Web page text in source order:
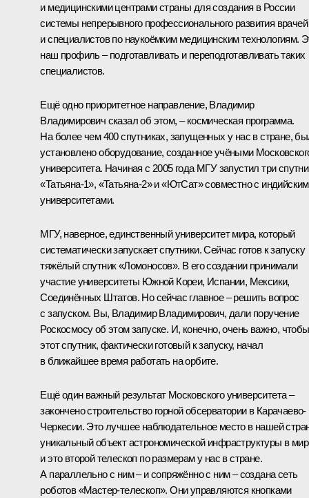
и медицинскими центрами страны для создания в России
системы непрерывного профессионального развития врачей
и специалистов по наукоёмким медицинским технологиям.
наш профиль – подготавливать и переподготавливать таких
специалистов.
Ещё одно приоритетное направление, Владимир
Владимирович сказал об этом, – космическая программа.
На более чем 400 спутниках, запущенных у нас в стране,
установлено оборудование, созданное учёными
университета. Начиная с 2005 года МГУ запустил три
«Татьяна-1», «Татьяна-2» и «ЮтСат» совместно с
университетами.
МГУ, наверное, единственный университет мира, который
систематически запускает спутники. Сейчас готов к запуску
тяжёлый спутник «Ломоносов». В его создании принимали
участие университеты Южной Кореи, Испании, Мексики,
Соединённых Штатов. Но сейчас главное – решить вопрос
с запуском. Вы, Владимир Владимирович, дали поручение
Роскосмосу об этом запуске. И, конечно, очень важно, чтобы
этот спутник, фактически готовый к запуску, начал
в ближайшее время работать на орбите.
Ещё один важный результат Московского университета –
закончено строительство горной обсерватории в Карачаево-
Черкесии. Это лучшее наблюдательное место в нашей
уникальный объект астрономической инфраструктуры в
и это второй телескоп по размерам у нас в стране.
А параллельно с ним – и сопряжённо с ним – создана сеть
роботов «Мастер-телескоп». Они управляются кнопками